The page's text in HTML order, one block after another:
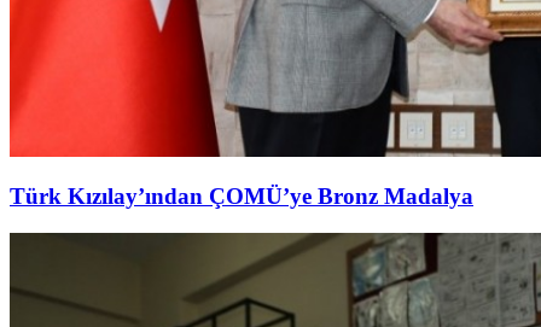
Türk Kızılay’ından ÇOMÜ’ye Bronz Madalya